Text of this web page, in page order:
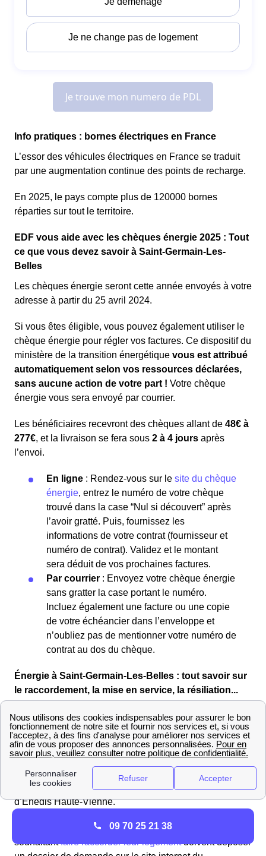
Info pratiques : bornes électriques en France
L’essor des véhicules électriques en France se traduit
par une augmentation continue des points de recharge.
En 2025, le pays compte plus de 120000 bornes
réparties sur tout le territoire.
EDF vous aide avec les chèques énergie 2025 : Tout
ce que vous devez savoir à Saint-Germain-Les-
Belles
Les chèques énergie seront cette année envoyés à votre
adresse à partir du 25 avril 2024.
Si vous êtes éligible, vous pouvez également utiliser le
chèque énergie pour régler vos factures. Ce dispositif du
ministère de la transition énergétique vous est attribué
automatiquement selon vos ressources déclarées,
sans aucune action de votre part ! Votre chèque
énergie vous sera envoyé par courrier.
Les bénéficiaires recevront des chèques allant de 48€ à
277€, et la livraison se fera sous 2 à 4 jours après
l’envoi.
En ligne : Rendez-vous sur le site du chèque
énergie, entrez le numéro de votre chèque
trouvé dans la case “Nul si découvert” après
l’avoir gratté. Puis, fournissez les
informations de votre contrat (fournisseur et
numéro de contrat). Validez et le montant
sera déduit de vos prochaines factures.
Par courrier : Envoyez votre chèque énergie
sans gratter la case portant le numéro.
Incluez également une facture ou une copie
de votre échéancier dans l’enveloppe et
n’oubliez pas de mentionner votre numéro de
contrat au dos du chèque.
Énergie à Saint-Germain-Les-Belles : tout savoir sur
le raccordement, la mise en service, la résiliation...
logement à l'électricité EDF sur le réseau Enedis à
Saint-Germain-Les-Belles
Vous vous apprêtez à déménager dans un logement
neuf à Saint-Germain-Les-Belles ? Vous devrez alors
déposer une demande de raccordement auprès
d’Enedis Haute-Vienne.
Les Saint-Germinoises et les Saint-Germinois
souhaitantfaire raccorder leur logementdoivent déposer
09 70 25 21 38